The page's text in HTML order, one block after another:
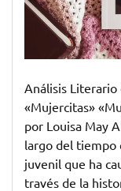
Análisis
«Mujercitas»
por Louisa May
largo del tiempo
juvenil que ha
través de la